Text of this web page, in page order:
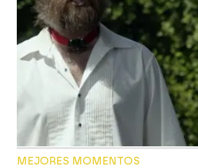
MEJORES MOMENTOS